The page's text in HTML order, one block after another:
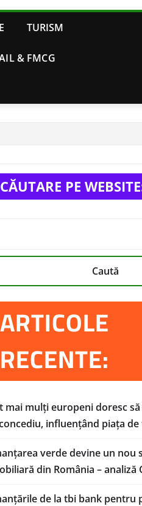
TURISM
& FMCG
CĂUTARE PE
Caută
ARTICOLE
RECENTE:
mai mulți europeni doresc
influențând piața
verde devine un nou
din România – analiză
de la tbi bank pentru